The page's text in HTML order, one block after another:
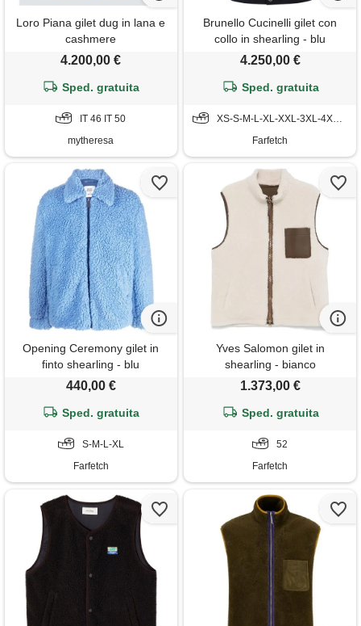
Loro Piana gilet dug in lana e
cashmere
4.200,00 €
Sped. gratuita
IT 46 IT 50
mytheresa
Brunello Cucinelli gilet con
collo in shearling - blu
4.250,00 €
Sped. gratuita
XS-S-M-L-XL-XXL-3XL-4XL-5XL
Farfetch
Opening Ceremony gilet in
finto shearling - blu
440,00 €
Sped. gratuita
S-M-L-XL
Farfetch
Yves Salomon gilet in
shearling - bianco
1.373,00 €
Sped. gratuita
52
Farfetch